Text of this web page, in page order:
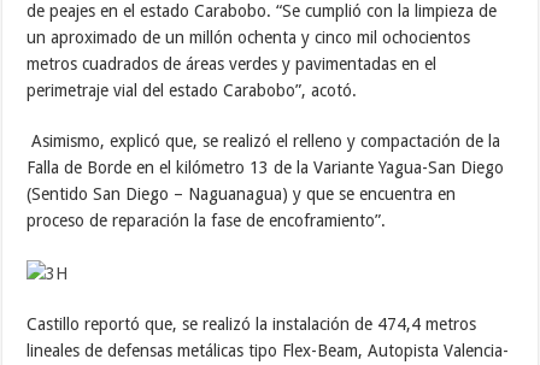
de peajes en el estado Carabobo. “Se cumplió con la limpieza de
un aproximado de un millón ochenta y cinco mil ochocientos
metros cuadrados de áreas verdes y pavimentadas en el
perimetraje vial del estado Carabobo”, acotó.
Asimismo, explicó que, se realizó el relleno y compactación de la
Falla de Borde en el kilómetro 13 de la Variante Yagua-San Diego
(Sentido San Diego – Naguanagua) y que se encuentra en
proceso de reparación la fase de encoframiento”.
Castillo reportó que, se realizó la instalación de 474,4 metros
lineales de defensas metálicas tipo Flex-Beam, Autopista Valencia-